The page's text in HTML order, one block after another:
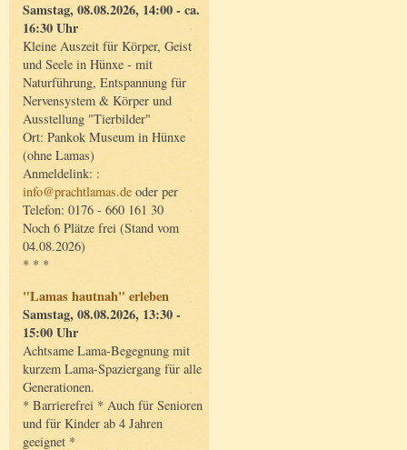
Samstag, 08.08.2026, 14:00 - ca.
16:30 Uhr
Kleine Auszeit für Körper, Geist
und Seele in Hünxe - mit
Naturführung, Entspannung für
Nervensystem & Körper und
Ausstellung "Tierbilder"
Ort: Pankok Museum in Hünxe
(ohne Lamas)
Anmeldelink: :
info@prachtlamas.de oder per
Telefon: 0176 - 660 161 30
Noch 6 Plätze frei (Stand vom
04.08.2026)
* * *
"Lamas hautnah" erleben
Samstag, 08.08.2026, 13:30 -
15:00 Uhr
Achtsame Lama-Begegnung mit
kurzem Lama-Spaziergang für alle
Generationen.
* Barrierefrei * Auch für Senioren
und für Kinder ab 4 Jahren
geeignet *